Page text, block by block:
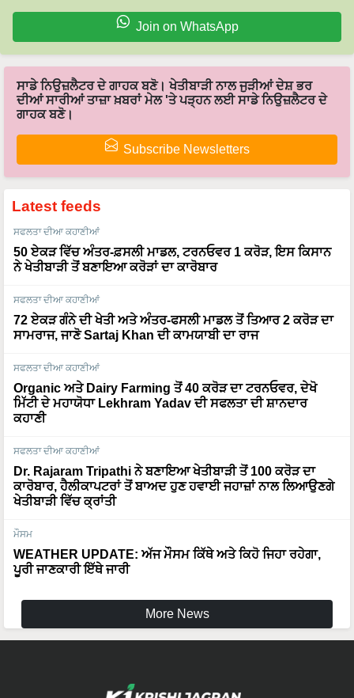
Join on WhatsApp
ਸਾਡੇ ਨਿਉਜ਼ਲੈਟਰ ਦੇ ਗਾਹਕ ਬਣੋ। ਖੇਤੀਬਾੜੀ ਨਾਲ ਜੁੜੀਆਂ ਦੇਸ਼ ਭਰ
ਦੀਆਂ ਸਾਰੀਆਂ ਤਾਜ਼ਾ ਖ਼ਬਰਾਂ ਮੇਲ 'ਤੇ ਪੜ੍ਹਨ ਲਈ ਸਾਡੇ ਨਿਉਜ਼ਲੈਟਰ ਦੇ
ਗਾਹਕ ਬਣੋ।
Subscribe Newsletters
Latest feeds
ਸਫਲਤਾ ਦੀਆ ਕਹਾਣੀਆਂ
50 ਏਕੜ ਵਿੱਚ ਅੰਤਰ-ਫ਼ਸਲੀ ਮਾਡਲ, ਟਰਨਓਵਰ 1 ਕਰੋੜ, ਇਸ ਕਿਸਾਨ
ਨੇ ਖੇਤੀਬਾੜੀ ਤੋਂ ਬਣਾਇਆ ਕਰੋੜਾਂ ਦਾ ਕਾਰੋਬਾਰ
ਸਫਲਤਾ ਦੀਆ ਕਹਾਣੀਆਂ
72 ਏਕੜ ਗੰਨੇ ਦੀ ਖੇਤੀ ਅਤੇ ਅੰਤਰ-ਫਸਲੀ ਮਾਡਲ ਤੋਂ ਤਿਆਰ 2 ਕਰੋੜ ਦਾ
ਸਾਮਰਾਜ, ਜਾਣੋ Sartaj Khan ਦੀ ਕਾਮਯਾਬੀ ਦਾ ਰਾਜ
ਸਫਲਤਾ ਦੀਆ ਕਹਾਣੀਆਂ
Organic ਅਤੇ Dairy Farming ਤੋਂ 40 ਕਰੋੜ ਦਾ ਟਰਨਓਵਰ, ਦੇਖੋ
ਮਿੱਟੀ ਦੇ ਮਹਾਯੋਧਾ Lekhram Yadav ਦੀ ਸਫਲਤਾ ਦੀ ਸ਼ਾਨਦਾਰ
ਕਹਾਣੀ
ਸਫਲਤਾ ਦੀਆ ਕਹਾਣੀਆਂ
Dr. Rajaram Tripathi ਨੇ ਬਣਾਇਆ ਖੇਤੀਬਾੜੀ ਤੋਂ 100 ਕਰੋੜ ਦਾ
ਕਾਰੋਬਾਰ, ਹੈਲੀਕਾਪਟਰਾਂ ਤੋਂ ਬਾਅਦ ਹੁਣ ਹਵਾਈ ਜਹਾਜ਼ਾਂ ਨਾਲ ਲਿਆਉਣਗੇ
ਖੇਤੀਬਾੜੀ ਵਿੱਚ ਕ੍ਰਾਂਤੀ
ਮੌਸਮ
WEATHER UPDATE: ਅੱਜ ਮੌਸਮ ਕਿੱਥੇ ਅਤੇ ਕਿਹੋ ਜਿਹਾ ਰਹੇਗਾ,
ਪੂਰੀ ਜਾਣਕਾਰੀ ਇੱਥੇ ਜਾਰੀ
More News